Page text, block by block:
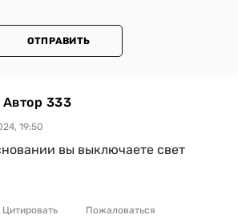
ОТПРАВИТЬ
333
19:50
вы выключаете свет
Цитировать Пожаловаться